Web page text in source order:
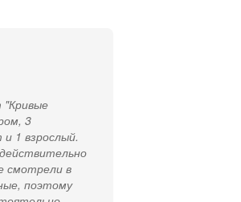
"Кривые
3
1 взрослый.
смотрели в
поэтому